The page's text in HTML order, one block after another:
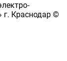
г. Краснодар ©